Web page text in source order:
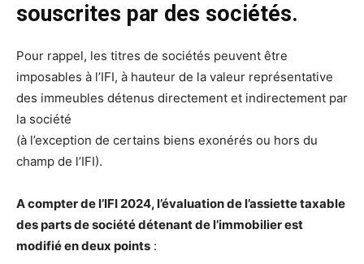
souscrites par des sociétés.
Pour rappel, les titres de sociétés peuvent être
imposables à l’IFI, à hauteur de la valeur représentative
des immeubles détenus directement et indirectement par
la société
(à l’exception de certains biens exonérés ou hors du
champ de l’IFI).
A compter de l’IFI 2024, l’évaluation de l’assiette taxable
des parts de société détenant de l’immobilier est
modifié en deux points :